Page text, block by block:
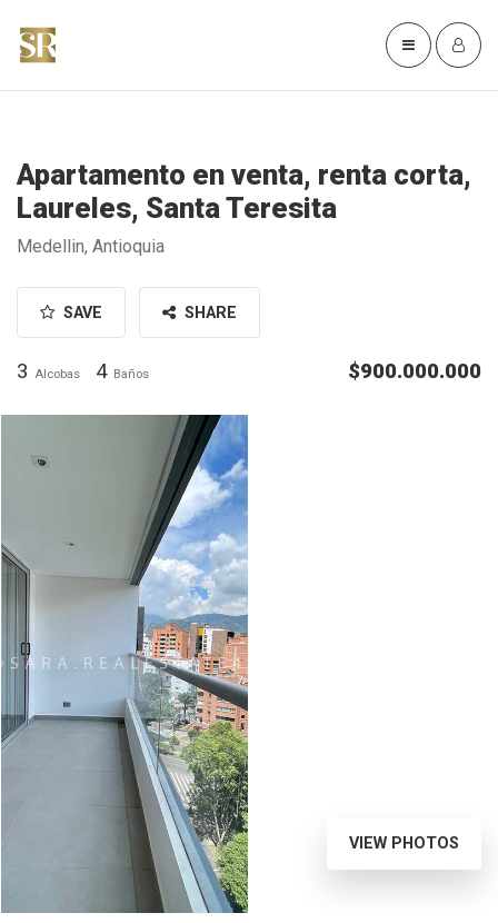
Apartamento en venta, renta corta,
Laureles, Santa Teresita
Medellin, Antioquia
SAVE SHARE
3 Alcobas 4 Baños $900.000.000
VIEW PHOTOS